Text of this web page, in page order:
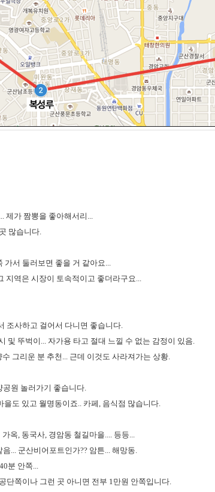
제가 짬뽕을 좋아해서리...
많습니다.
가서 둘러보면 좋을 거 같아요...
지역은 시장이 토속적이고 좋더라구요...
조사하고 걸어서 다니면 좋습니다.
및 뚜벅이... 자가용 타고 절대 느낄 수 없는 감정이 있음.
그리운 분 추천... 근데 이것도 사라져가는 상황.
원 놀러가기 좋습니다.
도 있고 월명동이죠.. 카페, 음식점 많습니다.
옥, 동국사, 경암동 철길마을.... 등등...
... 군산비어포트인가?? 암튼... 해망동.
분 안쪽...
단쪽이나 그런 곳 아니면 전부 1만원 안쪽입니다.